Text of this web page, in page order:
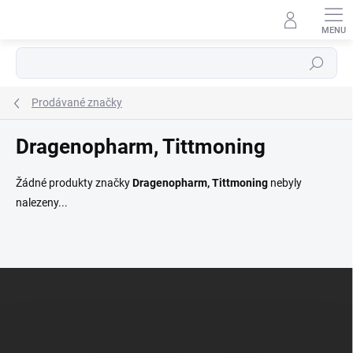
Hledat
Prodávané značky
Dragenopharm, Tittmoning
Žádné produkty značkyDragenopharm, Tittmoning nebyly
nalezeny...